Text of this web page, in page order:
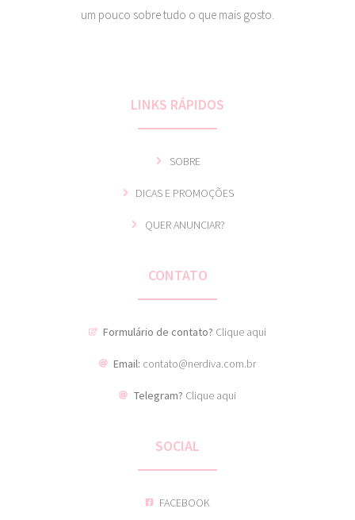
um pouco sobre tudo o que mais gosto.
LINKS RÁPIDOS
SOBRE
DICAS E PROMOÇÕES
QUER ANUNCIAR?
CONTATO
Formulário de contato? Clique aqui
Email: contato@nerdiva.com.br
Telegram? Clique aqui
SOCIAL
FACEBOOK